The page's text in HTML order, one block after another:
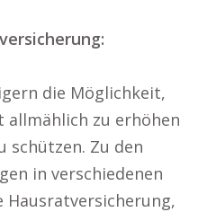
die Möglichkeit,
allmählich zu erhöhen
schützen. Zu den
in verschiedenen
Hausratversicherung,